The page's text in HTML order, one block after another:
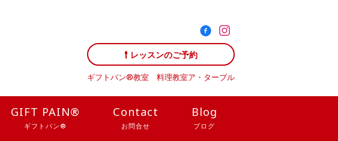
レッスンのご予約
ギフトパン®教室 料理教室ア・ターブル
GIFT PAIN®
ギフトパン®
Contact
お問合せ
Blog
ブログ